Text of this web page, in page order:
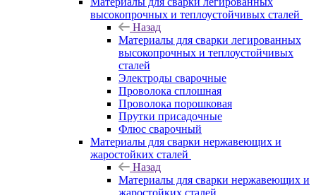
высокопрочных и теплоустойчивых сталей
Назад
Материалы для сварки легированных
высокопрочных и теплоустойчивых
сталей
Электроды сварочные
Проволока сплошная
Проволока порошковая
Прутки присадочные
Флюс сварочный
Материалы для сварки нержавеющих и
жаростойких сталей
Назад
Материалы для сварки нержавеющих и
жаростойких сталей